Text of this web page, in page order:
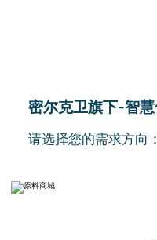
密尔克卫旗下-智
请选择您的需求方向：